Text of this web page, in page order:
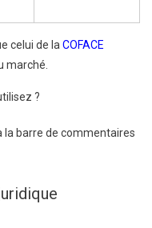
celui de la COFACE
marché.
?
la barre de commentaires